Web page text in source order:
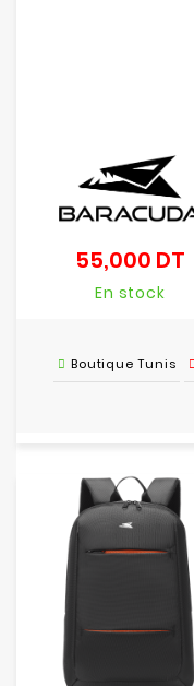
55,000 DT
En stock
Boutique Tunis